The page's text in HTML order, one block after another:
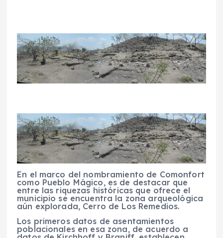
En el marco del nombramiento de Comonfort
como Pueblo Mágico, es de destacar que
entre las riquezas históricas que ofrece el
municipio se encuentra la zona arqueológica
aún explorada, Cerro de Los Remedios.
Los primeros datos de asentamientos
poblacionales en esa zona, de acuerdo a